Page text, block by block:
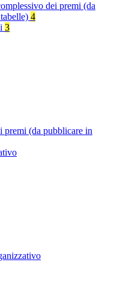
dei premi (da
4
3
premi (da pubblicare in